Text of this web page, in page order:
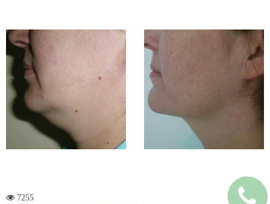
7255